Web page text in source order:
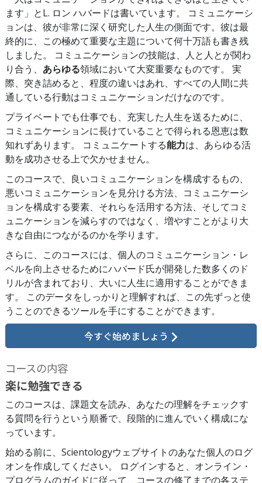
ます」とL. ロン ハバードは書いています。 コミュニケーシ
ョンは、彼が非常に深く研究した人生の側面です。彼は最
終的に、この極めて重要な主題について何十万語も書き残
しました。 コミュニケーションの技能は、人と人とが関わ
り合う、 あらゆる領域において大変重要なものです。 実
際、突き詰めると、程度の違いはあれ、すべての人間に共
通している行動はコミュニケーションだけなのです。
プライベートでも仕事でも、充実した人生を送るために、
コミュニケーションに長けていることで得られる恩恵は数
知れずあります。 コミュニケートする能力は、あらゆる活
動を成功させる上で欠かせません。
このコースで、良いコミュニケーションを構成するもの、
悪いコミュニケーションを見分ける方法、コミュニケーシ
ョンを構成する要素、それらを活用する方法、そしてコミ
ュニケーションを減らすのではなく、増やすことがより大
きな自由につながるのかを学ります。
さらに、このコースには、個人のコミュニケーション・レ
ベルを向上させるためにハバード氏が開発した数多くのド
リルが含まれており、大いに人生に適用することができま
す。 このデータをしっかりと理解すれば、この先ずっと使
うことのできるツールを手にすることができます。
今すぐ始めましょう
コースの内容
楽に勉強できる
このコースは、課題文を読み、あなたの理解をチェックす
る質問を行うという順番で、段階的に進んでいく構成にな
っています。
始める前に、Scientologyウェブサイトのあなた個人のログ
オンを作成してください。 ログインすると、オンライン・
プログラムのガイドに従って、コースの修了までの各ステ